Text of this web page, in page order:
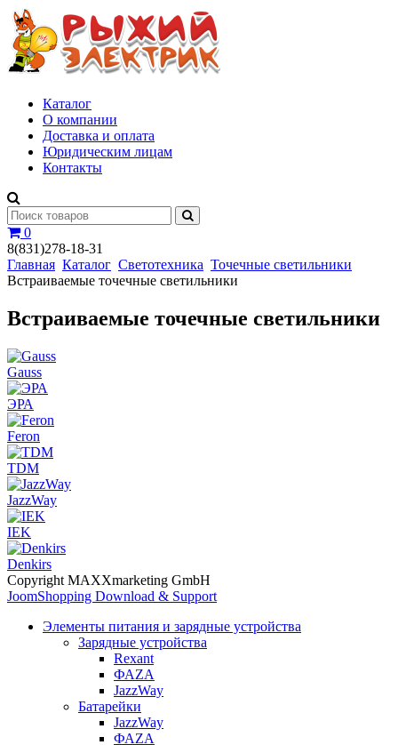
Каталог
О компании
Доставка и оплата
Юридическим лицам
Контакты
0
8(831)278-18-31
Главная Каталог Светотехника Точечные светильники
Встраиваемые точечные светильники
Встраиваемые точечные светильники
Gauss
ЭРА
Feron
TDM
JazzWay
IEK
Denkirs
Copyright MAXXmarketing GmbH
JoomShopping Download & Support
Элементы питания и зарядные устройства
Зарядные устройства
Rexant
ФАZА
JazzWay
Батарейки
JazzWay
ФАZА